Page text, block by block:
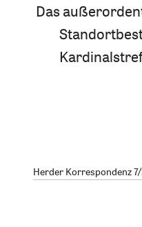
Das
Herder Korrespondenz